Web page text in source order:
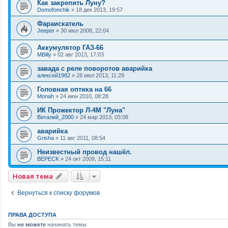
Как закрепить Луну?
Domofonchik » 18 дек 2013, 19:57
Фараискатель
Jeeper » 30 июл 2008, 22:04
Аккумулятор ГАЗ-66
MBilly » 02 авг 2013, 17:03
завада с реле поворотов аварийка
алексей1982 » 28 июл 2013, 11:29
Головная оптика на 66
Monah » 24 июн 2010, 08:28
ИК Прожектор Л-4М "Луна"
Виталий_2000 » 24 мар 2013, 03:08
аварийка
Grisha » 11 авг 2011, 08:54
Неизвестный провод нашёл.
BEPECK » 24 окт 2009, 15:11
Новая тема
Вернуться к списку форумов
ПРАВА ДОСТУПА
Вы не можете начинать темы